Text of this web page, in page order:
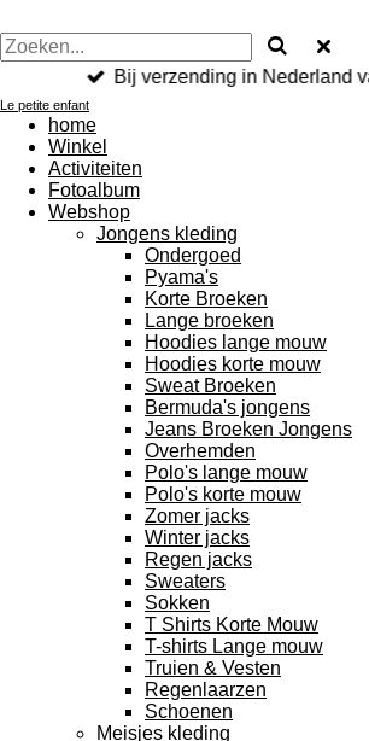
Bij verzending in Nederland
Le petite enfant
home
Winkel
Activiteiten
Fotoalbum
Webshop
Jongens kleding
Ondergoed
Pyama's
Korte Broeken
Lange broeken
Hoodies lange mouw
Hoodies korte mouw
Sweat Broeken
Bermuda's jongens
Jeans Broeken Jongens
Overhemden
Polo's lange mouw
Polo's korte mouw
Zomer jacks
Winter jacks
Regen jacks
Sweaters
Sokken
T Shirts Korte Mouw
T-shirts Lange mouw
Truien & Vesten
Regenlaarzen
Schoenen
Meisjes kleding